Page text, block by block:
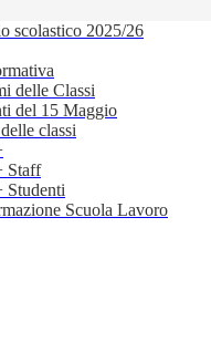
scolastico 2025/26
delle Classi
del 15 Maggio
classi
Staff
Studenti
Scuola Lavoro